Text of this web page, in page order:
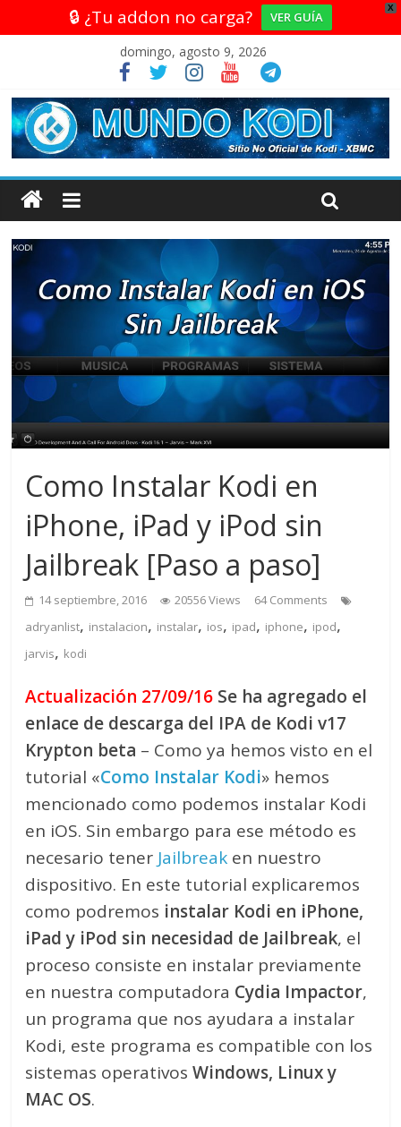
X
🔒 ¿Tu addon no carga? VER GUÍA
domingo, agosto 9, 2026
Como Instalar Kodi en
iPhone, iPad y iPod sin
Jailbreak [Paso a paso]
14 septiembre, 2016 20556 Views
64 Comments
adryanlist, instalacion, instalar, ios, ipad, iphone, ipod,
jarvis, kodi
Actualización 27/09/16 Se ha agregado el
enlace de descarga del IPA de Kodi v17
Krypton beta – Como ya hemos visto en el
tutorial «Como Instalar Kodi» hemos
mencionado como podemos instalar Kodi
en iOS. Sin embargo para ese método es
necesario tener Jailbreak en nuestro
dispositivo. En este tutorial explicaremos
como podremos instalar Kodi en iPhone,
iPad y iPod sin necesidad de Jailbreak, el
proceso consiste en instalar previamente
en nuestra computadora Cydia Impactor,
un programa que nos ayudara a instalar
Kodi, este programa es compatible con los
sistemas operativosWindows, Linux y
MAC OS.